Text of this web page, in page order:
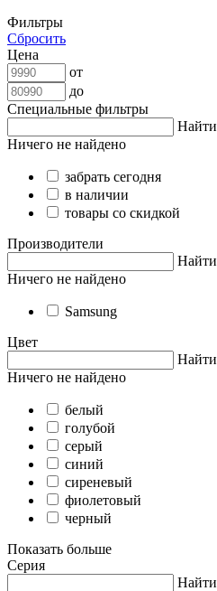
Фильтры
Сбросить
Цена
от
до
Специальные фильтры
Найти
Ничего не найдено
забрать сегодня
в наличии
товары со скидкой
Производители
Найти
Ничего не найдено
Samsung
Цвет
Найти
Ничего не найдено
белый
голубой
серый
синий
сиреневый
фиолетовый
черный
Показать больше
Серия
Найти